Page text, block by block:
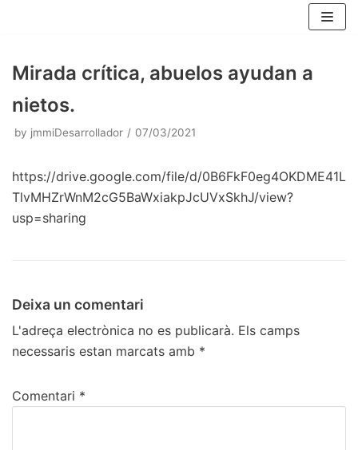
Mirada crítica, abuelos ayudan a
nietos.
by jmmiDesarrollador 07/03/2021
https://drive.google.com/file/d/0B6FkF0eg4OKDME41L
TlvMHZrWnM2cG5BaWxiakpJcUVxSkhJ/view?
usp=sharing
Deixa un comentari
L'adreça electrònica no es publicarà. Els camps
necessaris estan marcats amb *
Comentari *